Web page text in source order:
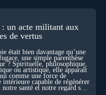
la vie elle-même. À toutes
comme une rupture que
Alors, la biologie peut-
la mort ? Existe-t-il
sur le cycle de
Aouacheria, docteur en
cellulaire.
un acte militant aux
de vertus
était bien davantage qu’une
une simple parenthèse
? Spirituelle, philosophique,
ou artistique, elle apparaît
comme une force de
intérieure capable de régénérer
santé et notre regard sur